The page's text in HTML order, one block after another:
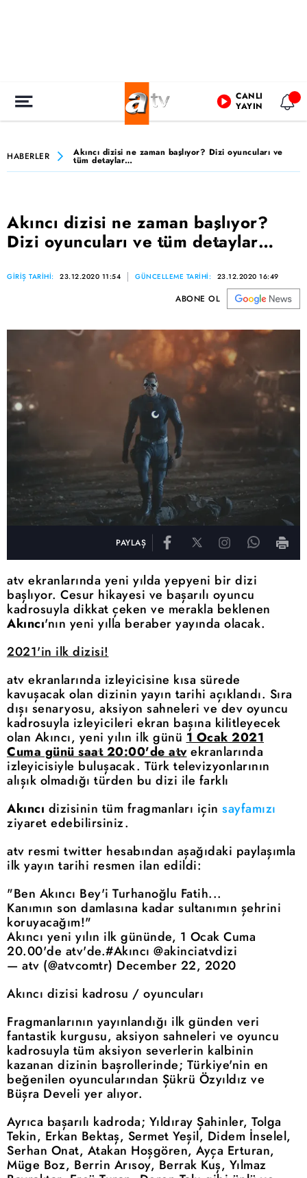
CANLI
YAYIN
HABERLER Akıncı dizisi ne zaman başlıyor? Dizi oyuncuları ve
tüm detaylar…
Akıncı dizisi ne zaman başlıyor?
Dizi oyuncuları ve tüm detaylar…
GİRİŞ TARİHİ: 23.12.2020 11:54 GÜNCELLEME TARİHİ: 23.12.2020 16:49
ABONE OL
PAYLAŞ
atv ekranlarında yeni yılda yepyeni bir dizi
başlıyor. Cesur hikayesi ve başarılı oyuncu
kadrosuyla dikkat çeken ve merakla beklenen
Akıncı'nın yeni yılla beraber yayında olacak.
2021'in ilk dizisi!
atv ekranlarında izleyicisine kısa sürede
kavuşacak olan dizinin yayın tarihi açıklandı. Sıra
dışı senaryosu, aksiyon sahneleri ve dev oyuncu
kadrosuyla izleyicileri ekran başına kilitleyecek
olan Akıncı, yeni yılın ilk günü 1 Ocak 2021
Cuma günü saat 20:00'de atvekranlarında
izleyicisiyle buluşacak. Türk televizyonlarının
alışık olmadığı türden bu dizi ile farklı
Akıncı dizisinin tüm fragmanları için sayfamızı
ziyaret edebilirsiniz.
atv resmi twitter hesabından aşağıdaki paylaşımla
ilk yayın tarihi resmen ilan edildi:
"Ben Akıncı Bey'i Turhanoğlu Fatih...
Kanımın son damlasına kadar sultanımın şehrini
koruyacağım!"
Akıncı yeni yılın ilk gününde, 1 Ocak Cuma
20.00'de atv'de.#Akıncı @akinciatvdizi
— atv (@atvcomtr) December 22, 2020
Akıncı dizisi kadrosu / oyuncuları
Fragmanlarının yayınlandığı ilk günden veri
fantastik kurgusu, aksiyon sahneleri ve oyuncu
kadrosuyla tüm aksiyon severlerin kalbinin
kazanan dizinin başrollerinde; Türkiye'nin en
beğenilen oyuncularından Şükrü Özyıldız ve
Büşra Develi yer alıyor.
Ayrıca başarılı kadroda; Yıldıray Şahinler, Tolga
Tekin, Erkan Bektaş, Sermet Yeşil, Didem İnselel,
Serhan Onat, Atakan Hoşgören, Ayça Erturan,
Müge Boz, Berrin Arısoy, Berrak Kuş, Yılmaz